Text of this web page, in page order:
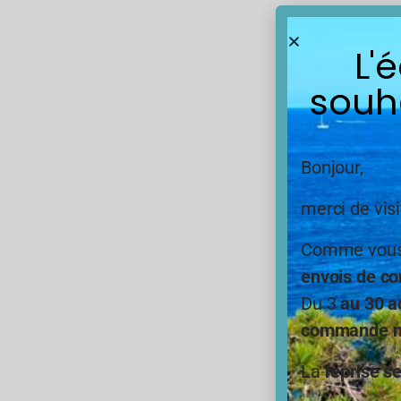
Bonjour,
merci de
Comme
envois de
Du 3au 30
commande
Lareprise